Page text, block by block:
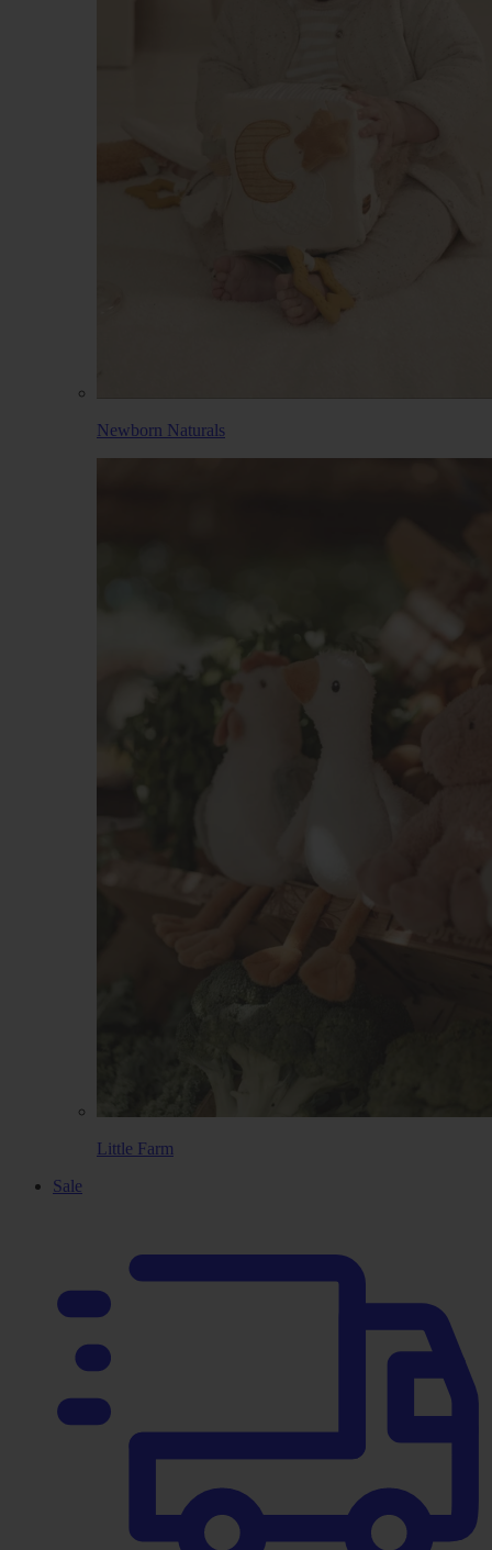
Newborn Naturals
Little Farm
Sale